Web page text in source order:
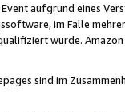
aufgrund eines
im Falle
wurde.
sind im